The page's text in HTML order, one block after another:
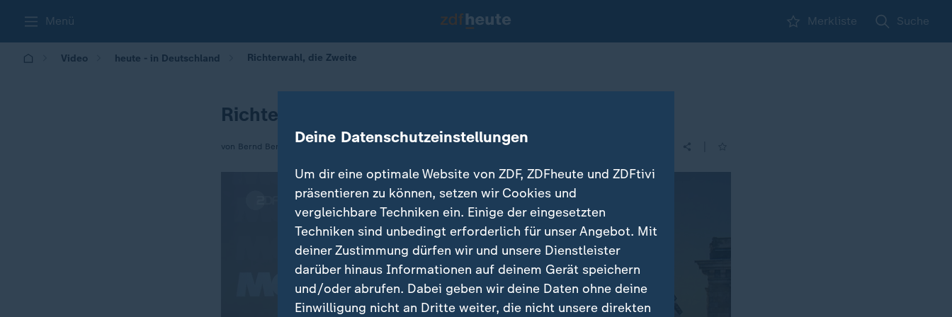
Menü Merkliste Suche
Video heute - in Deutschland Richterwahl, die Zweite
Richterwahl, die Zweite
von Bernd Benthin Deine Datenschutzeinstellungen
Um dir eine optimale Website von ZDF, ZDFheute und ZDFtivi
präsentieren zu können, setzen wir Cookies und
vergleichbare Techniken ein. Einige der eingesetzten
Techniken sind unbedingt erforderlich für unser Angebot. Mit
deiner Zustimmung dürfen wir und unsere Dienstleister
darüber hinaus Informationen auf deinem Gerät speichern
und/oder abrufen. Dabei geben wir deine Daten ohne deine
Einwilligung nicht an Dritte weiter, die nicht unsere direkten